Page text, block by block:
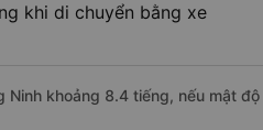
khi di chuyển bằng xe
Ninh khoảng 8.4 tiếng, nếu mật độ